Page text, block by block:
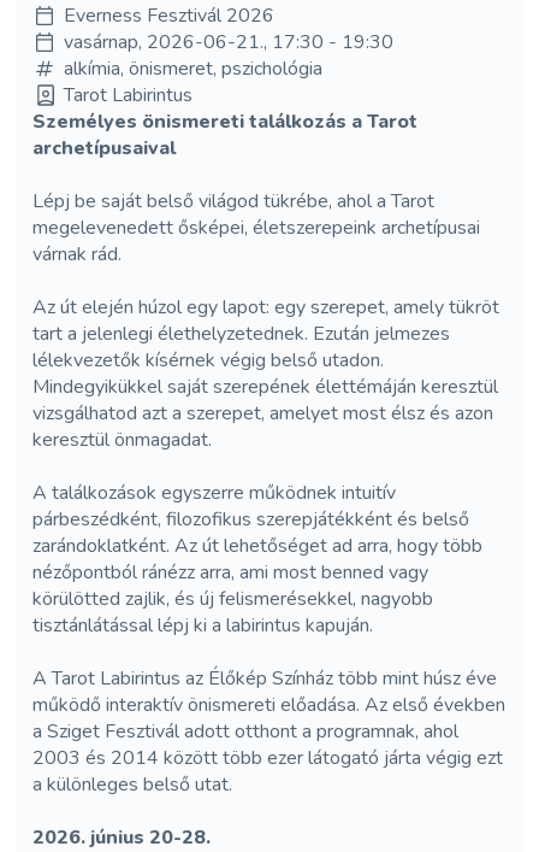
Everness Fesztivál 2026
vasárnap, 2026-06-21., 17:30 - 19:30
alkímia, önismeret, pszichológia
Tarot Labirintus
Személyes önismereti találkozás a Tarot
archetípusaival
Lépj be saját belső világod tükrébe, ahol a Tarot
megelevenedett ősképei, életszerepeink archetípusai
várnak rád.
Az út elején húzol egy lapot: egy szerepet, amely tükröt
tart a jelenlegi élethelyzetednek. Ezután jelmezes
lélekvezetők kísérnek végig belső utadon.
Mindegyikükkel saját szerepének élettémáján keresztül
vizsgálhatod azt a szerepet, amelyet most élsz és azon
keresztül önmagadat.
A találkozások egyszerre működnek intuitív
párbeszédként, filozofikus szerepjátékként és belső
zarándoklatként. Az út lehetőséget ad arra, hogy több
nézőpontból ránézz arra, ami most benned vagy
körülötted zajlik, és új felismerésekkel, nagyobb
tisztánlátással lépj ki a labirintus kapuján.
A Tarot Labirintus az Élőkép Színház több mint húsz éve
működő interaktív önismereti előadása. Az első években
a Sziget Fesztivál adott otthont a programnak, ahol
2003 és 2014 között több ezer látogató járta végig ezt
a különleges belső utat.
2026. június 20-28.